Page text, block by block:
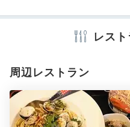
カミソリ シャンプー コン
ドライヤー 電
※設備・アメニティは、確認が取れ
レス
周辺レストラン